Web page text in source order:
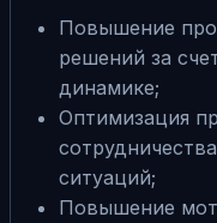
Повышение
решений за
динамике;
Оптимизация
ситуаций;
Повышение